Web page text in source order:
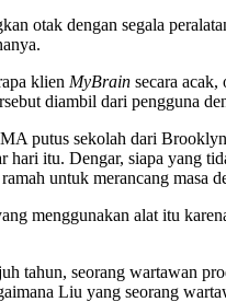
otak dengan segala
klien MyBrain secara
diambil dari pengguna
putus sekolah dari
hari itu. Dengar, siapa yang
untuk merancang masa
menggunakan alat itu
tahun, seorang wartawan
Liu yang seorang